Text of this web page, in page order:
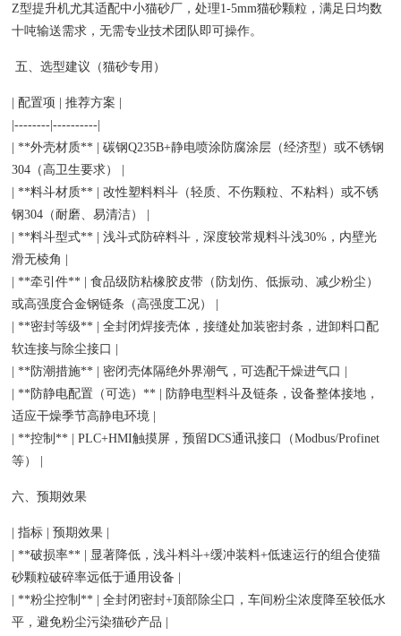
Z型提升机尤其适配中小猫砂厂，处理1-5mm猫砂颗粒，满足日均数
十吨输送需求，无需专业技术团队即可操作。
五、选型建议（猫砂专用）
| 配置项 | 推荐方案 |
|--------|----------|
| **外壳材质** | 碳钢Q235B+静电喷涂防腐涂层（经济型）或不锈钢
304（高卫生要求） |
| **料斗材质** | 改性塑料料斗（轻质、不伤颗粒、不粘料）或不锈
钢304（耐磨、易清洁） |
| **料斗型式** | 浅斗式防碎料斗，深度较常规料斗浅30%，内壁光
滑无棱角 |
| **牵引件** | 食品级防粘橡胶皮带（防划伤、低振动、减少粉尘）
或高强度合金钢链条（高强度工况） |
| **密封等级** | 全封闭焊接壳体，接缝处加装密封条，进卸料口配
软连接与除尘接口 |
| **防潮措施** | 密闭壳体隔绝外界潮气，可选配干燥进气口 |
| **防静电配置（可选）** | 防静电型料斗及链条，设备整体接地，
适应干燥季节高静电环境 |
| **控制** | PLC+HMI触摸屏，预留DCS通讯接口（Modbus/Profinet
等） |
六、预期效果
| 指标 | 预期效果 |
| **破损率** | 显著降低，浅斗料斗+缓冲装料+低速运行的组合使猫
砂颗粒破碎率远低于通用设备 |
| **粉尘控制** | 全封闭密封+顶部除尘口，车间粉尘浓度降至较低水
平，避免粉尘污染猫砂产品 |